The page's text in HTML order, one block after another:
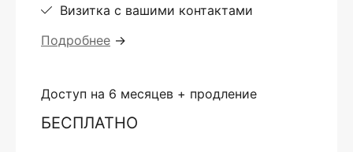
Визитка с вашими контактами
Подробнее →
Доступ на 6 месяцев + продление
БЕСПЛАТНО